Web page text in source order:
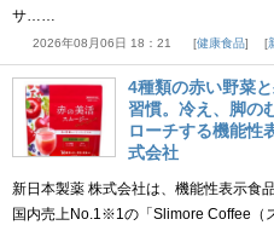
サ……
2026年08月06日 18：21 健康食品
4種類の赤い野菜
習慣。冷え、脚の
ローチする機能性
式会社
新日本製薬 株式会社は、機能性表示食
国内売上No.1※1の「Slimore Coffee（